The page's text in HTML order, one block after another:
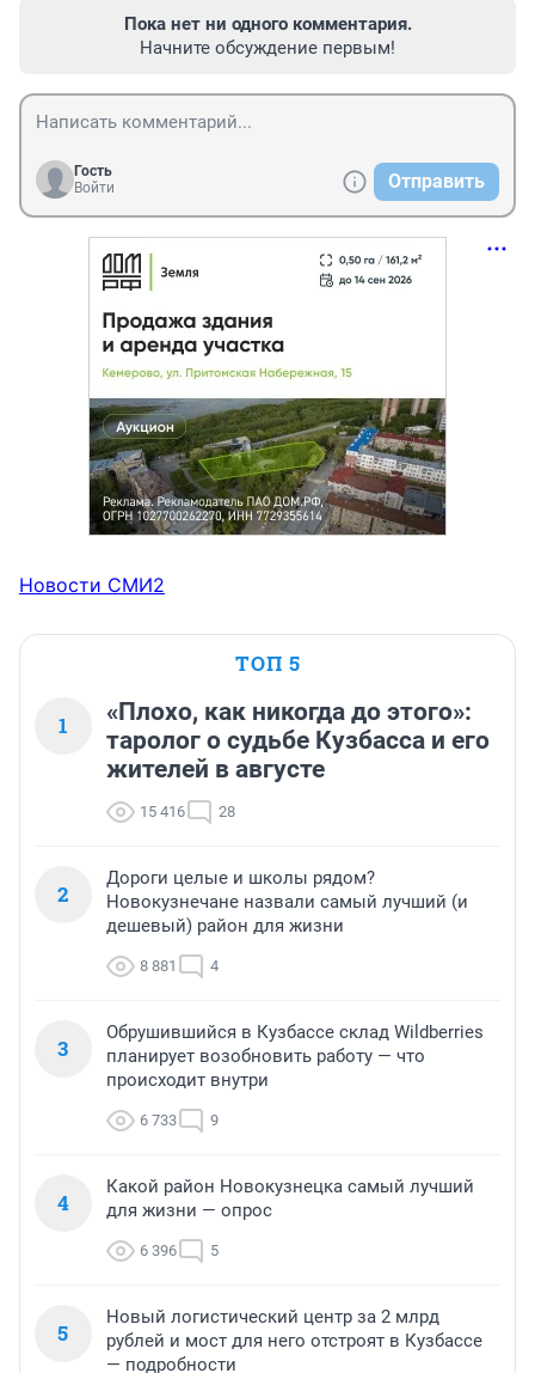
Пока нет ни одного комментария.
Начните обсуждение первым!
Гость
Войти
Отправить
Новости СМИ2
ТОП 5
1
«Плохо, как никогда до этого»:
таролог о судьбе Кузбасса и его
жителей в августе
15 416 28
2
Дороги целые и школы рядом?
Новокузнечане назвали самый лучший (и
дешевый) район для жизни
8 881 4
3
Обрушившийся в Кузбассе склад Wildberries
планирует возобновить работу — что
происходит внутри
6 733 9
4
Какой район Новокузнецка самый лучший
для жизни — опрос
6 396 5
5
Новый логистический центр за 2 млрд
рублей и мост для него отстроят в Кузбассе
— подробности